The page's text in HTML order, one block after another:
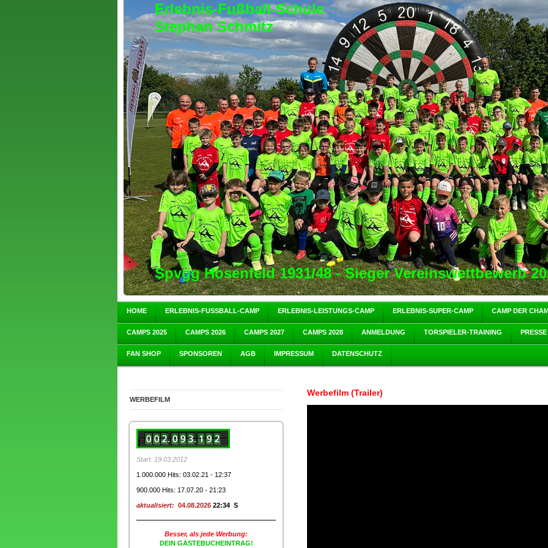
Erlebnis-Fußball-Schule
Stephan Schmitz
Spvgg Hosenfeld 1931/48 - Sieger Vereinswettbewerb
HOME ERLEBNIS-FUSSBALL-CAMP ERLEBNIS-LEISTUNGS-CAMP ERLEBNIS-SUPER-CAMP CAMP DER
CAMPS 2025 CAMPS 2026 CAMPS 2027 CAMPS 2028 ANMELDUNG TORSPIELER-TRAINING PRESSE
FAN SHOP SPONSOREN AGB IMPRESSUM DATENSCHUTZ
WERBEFILM
Start: 19.03.2012
1.000.000 Hits: 03.02.21 - 12:37
900.000 Hits: 17.07.20 - 21:23
aktualisiert: 04.08.2026 22:34 S
Besser, als jede Werbung:
DEIN GÄSTEBUCHEINTRAG!
Werbefilm (Trailer)